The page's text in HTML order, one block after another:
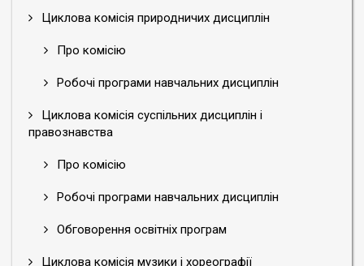
Циклова комісія природничих дисциплін
Про комісію
Робочі програми навчальних дисциплін
Циклова комісія суспільних дисциплін і
правознавства
Про комісію
Робочі програми навчальних дисциплін
Обговорення освітніх програм
Циклова комісія музики і хореографії